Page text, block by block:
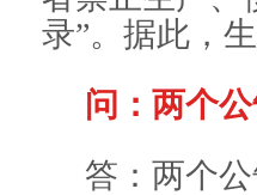
录”。据此，
问：两个
答：两个